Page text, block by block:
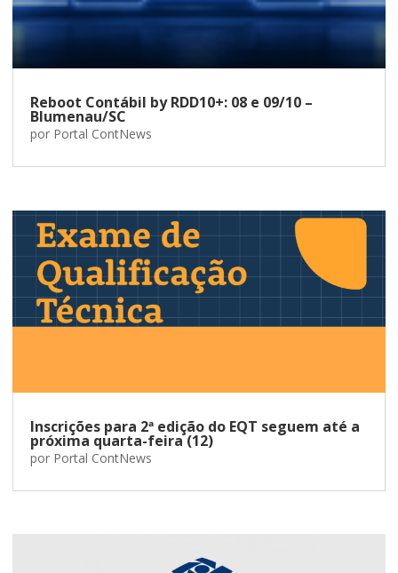
Reboot Contábil by RDD10+: 08 e 09/10 –
Blumenau/SC
por Portal ContNews
Inscrições para 2ª edição do EQT seguem até a
próxima quarta-feira (12)
por Portal ContNews